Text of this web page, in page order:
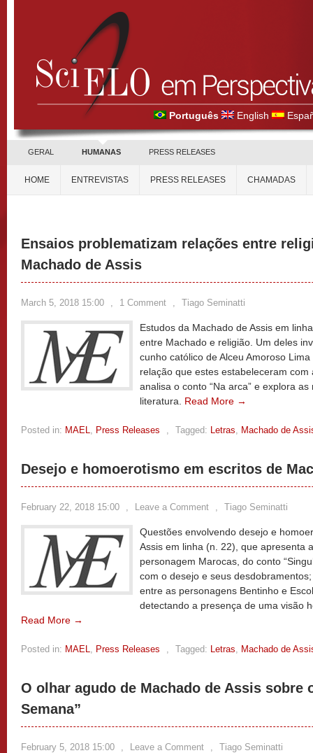
Português English
GERAL HUMANAS PRESS RELEASES
HOME ENTREVISTAS PRESS RELEASES CHAMADAS
Ensaios problematizam relações entre
Machado de Assis
March 5, 2018 15:00 , 1 Comment , Tiago Seminatti
Estudos da Machado de Assis em
entre Machado e religião. Um deles
cunho católico de Alceu Amoroso
relação que estes estabeleceram
analisa o conto “Na arca” e explora
literatura. Read More →
Posted in: MAEL, Press Releases , Tagged: Letras, Machado de
Desejo e homoerotismo em escritos de
February 22, 2018 15:00 , Leave a Comment , Tiago Seminatti
Questões envolvendo desejo e
Assis em linha (n. 22), que apresenta
personagem Marocas, do conto
com o desejo e seus
entre as personagens Bentinho e
detectando a presença de uma visão
Read More →
Posted in: MAEL, Press Releases , Tagged: Letras, Machado de
O olhar agudo de Machado de Assis sobre
Semana”
February 5, 2018 15:00 , Leave a Comment , Tiago Seminatti